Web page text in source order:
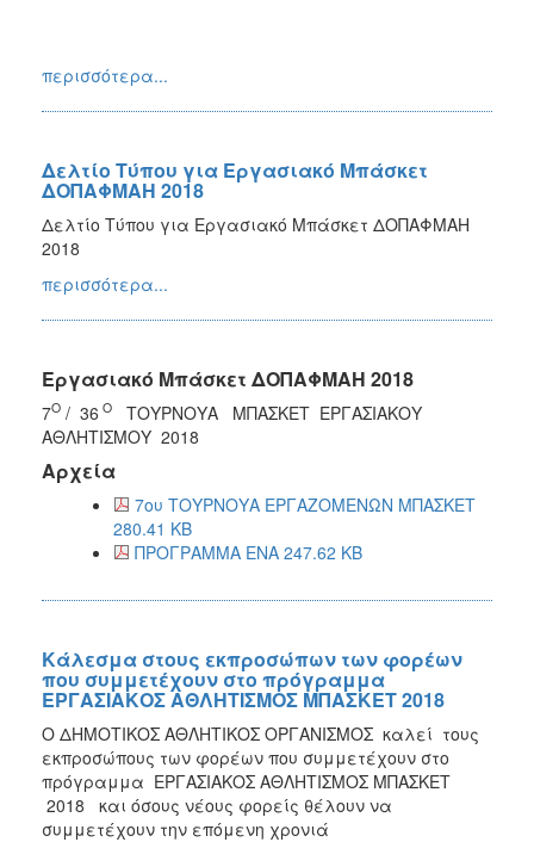
περισσότερα...
Δελτίο Τύπου για Εργασιακό Μπάσκετ
ΔΟΠΑΦΜΑΗ 2018
Δελτίο Τύπου για Εργασιακό Μπάσκετ ΔΟΠΑΦΜΑΗ
2018
περισσότερα...
Εργασιακό Μπάσκετ ΔΟΠΑΦΜΑΗ 2018
7Ο / 36 Ο
ΤΟΥΡΝΟΥΑ ΜΠΑΣΚΕΤ ΕΡΓΑΣΙΑΚΟΥ
ΑΘΛΗΤΙΣΜΟΥ 2018
Αρχεία
7ου ΤΟΥΡΝΟΥΑ ΕΡΓΑΖΟΜΕΝΩΝ ΜΠΑΣΚΕΤ
280.41 KB
ΠΡΟΓΡΑΜΜΑ ΕΝΑ 247.62 KB
Κάλεσμα στους εκπροσώπων των φορέων
που συμμετέχουν στο πρόγραμμα
ΕΡΓΑΣΙΑΚΟΣ ΑΘΛΗΤΙΣΜΟΣ ΜΠΑΣΚΕΤ 2018
Ο ΔΗΜΟΤΙΚΟΣ ΑΘΛΗΤΙΚΟΣ ΟΡΓΑΝΙΣΜΟΣ καλεί τους
εκπροσώπους των φορέων που συμμετέχουν στο
πρόγραμμα ΕΡΓΑΣΙΑΚΟΣ ΑΘΛΗΤΙΣΜΟΣ ΜΠΑΣΚΕΤ
2018 και όσους νέους φορείς θέλουν να
συμμετέχουν την επόμενη χρονιά